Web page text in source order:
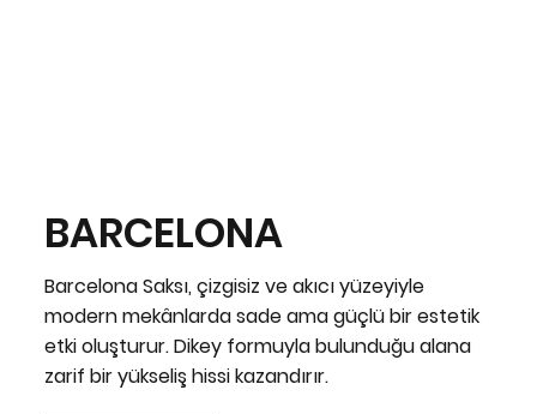
BARCELONA
Barcelona Saksı, çizgisiz ve akıcı yüzeyiyle
modern mekânlarda sade ama güçlü bir estetik
etki oluşturur. Dikey formuyla bulunduğu alana
zarif bir yükseliş hissi kazandırır.